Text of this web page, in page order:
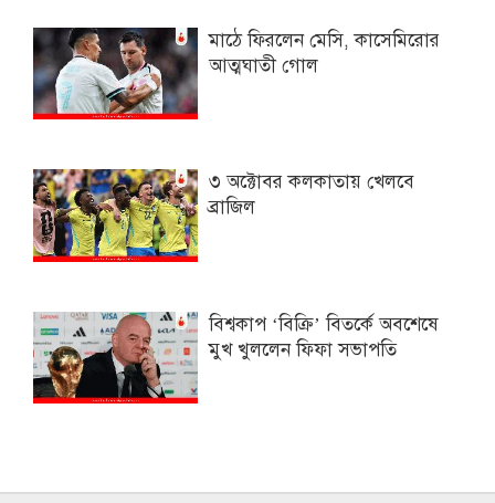
মাঠে ফিরলেন মেসি, কাসেমিরোর
আত্মঘাতী গোল
৩ অক্টোবর কলকাতায় খেলবে
ব্রাজিল
বিশ্বকাপ ‘বিক্রি’ বিতর্কে অবশেষে
মুখ খুললেন ফিফা সভাপতি